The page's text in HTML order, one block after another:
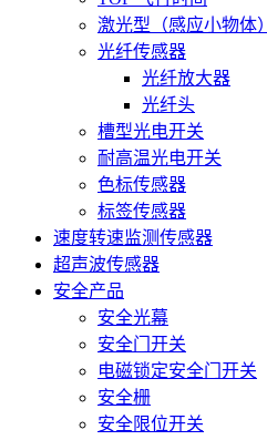
激光型（感应小物体）
光纤传感器
光纤放大器
光纤头
槽型光电开关
耐高温光电开关
色标传感器
标签传感器
速度转速监测传感器
超声波传感器
安全产品
安全光幕
安全门开关
电磁锁定安全门开关
安全栅
安全限位开关